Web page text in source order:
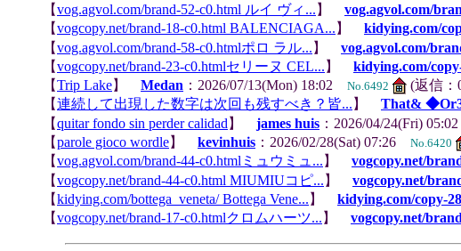
【vog.agvol.com/brand-52-c0.html ルイ ヴィ... 】 vog.agvol.com/
【vogcopy.net/brand-18-c0.html BALENCIAGA... 】 kidying.com/
【vog.agvol.com/brand-58-c0.htmlポロ ラル... 】 vog.agvol.com/
【vogcopy.net/brand-23-c0.htmlセリーヌ CEL... 】 kidying.com/
【Trip Lake】 Medan ：2026/07/13(Mon) 18:02 No.6492
(返信：
【連続して出現した数字は次回も残すべき？皆... 】 That&
【quitar fondo sin perder calidad 】 james huis ：2026/04/24(Fri)
【parole gioco wordle】 kevinhuis ：2026/02/28(Sat) 07:26 No.6420
【vog.agvol.com/brand-44-c0.htmlミュウミュ... 】 vogcopy.net/
【vogcopy.net/brand-44-c0.html MIUMIUコピ... 】 vogcopy.net/
【kidying.com/bottega_veneta/ Bottega Vene... 】 kidying.com/copy-
【vogcopy.net/brand-17-c0.htmlクロムハーツ... 】 vogcopy.net/